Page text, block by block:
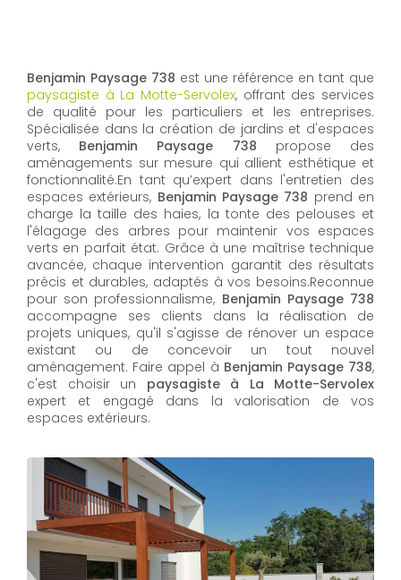
Benjamin Paysage 738 est une référence en tant que
paysagiste à La Motte-Servolex, offrant des services
de qualité pour les particuliers et les entreprises.
Spécialisée dans la création de jardins et d'espaces
verts, Benjamin Paysage 738 propose des
aménagements sur mesure qui allient esthétique et
fonctionnalité.En tant qu’expert dans l'entretien des
espaces extérieurs, Benjamin Paysage 738 prend en
charge la taille des haies, la tonte des pelouses et
l'élagage des arbres pour maintenir vos espaces
verts en parfait état. Grâce à une maîtrise technique
avancée, chaque intervention garantit des résultats
précis et durables, adaptés à vos besoins.Reconnue
pour son professionnalisme, Benjamin Paysage 738
accompagne ses clients dans la réalisation de
projets uniques, qu'il s'agisse de rénover un espace
existant ou de concevoir un tout nouvel
aménagement. Faire appel à Benjamin Paysage 738,
c'est choisir un paysagiste à La Motte-Servolex
expert et engagé dans la valorisation de vos
espaces extérieurs.